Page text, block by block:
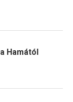
Hamától